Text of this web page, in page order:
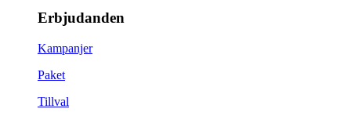
Erbjudanden
Kampanjer
Paket
Tillval